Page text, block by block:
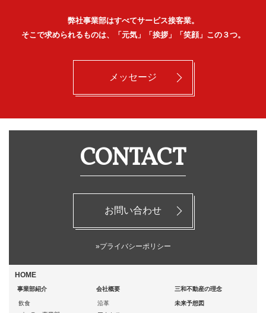
弊社事業部はすべてサービス接客業。
そこで求められるものは、「元気」「挨拶」「笑顔」この３つ。
メッセージ
CONTACT
お問い合わせ
»プライバシーポリシー
HOME
事業部紹介
飲食
会社概要
沿革
三和不動産の理念
未来予想図